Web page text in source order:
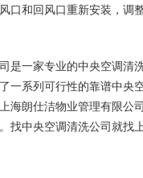
口和回风口重新安装，调
是一家专业的中央空调
一系列可行性的靠谱中
海朗仕洁物业管理有限公
找中央空调清洗公司就找